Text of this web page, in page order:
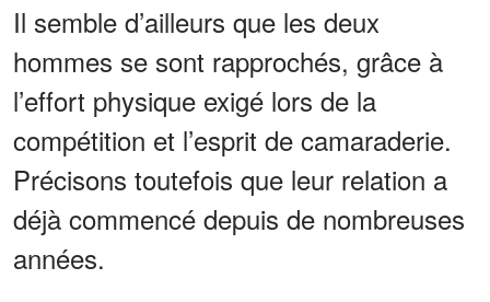
Il semble d’ailleurs que les deux
hommes se sont rapprochés, grâce à
l’effort physique exigé lors de la
compétition et l’esprit de camaraderie.
Précisons toutefois que leur relation a
déjà commencé depuis de nombreuses
années.